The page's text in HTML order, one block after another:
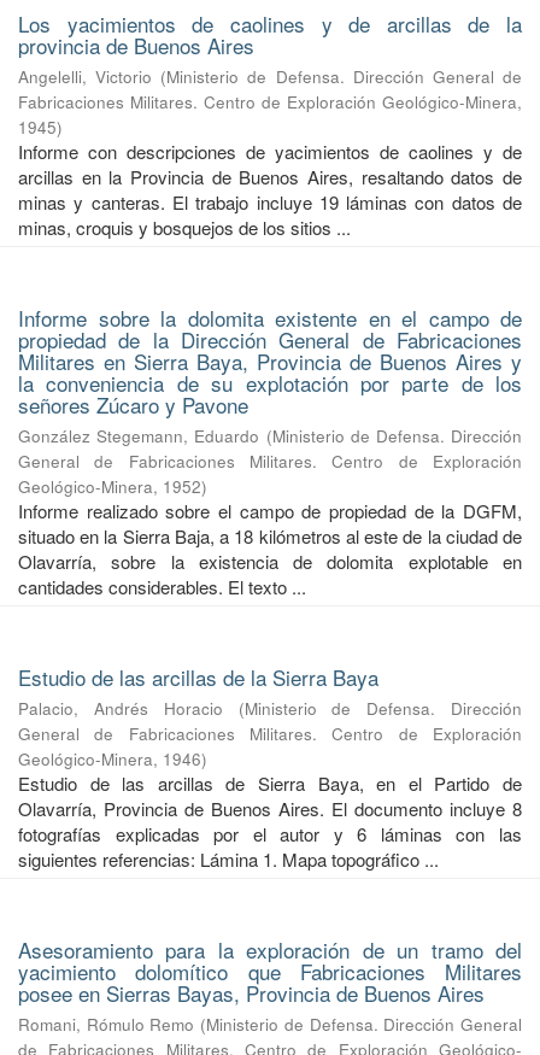
Los yacimientos de caolines y de arcillas de la
provincia de Buenos Aires
Angelelli, Victorio (Ministerio de Defensa. Dirección General de
Fabricaciones Militares. Centro de Exploración Geológico-Minera,
1945)
Informe con descripciones de yacimientos de caolines y de
arcillas en la Provincia de Buenos Aires, resaltando datos de
minas y canteras. El trabajo incluye 19 láminas con datos de
minas, croquis y bosquejos de los sitios ...
Informe sobre la dolomita existente en el campo de
propiedad de la Dirección General de Fabricaciones
Militares en Sierra Baya, Provincia de Buenos Aires y
la conveniencia de su explotación por parte de los
señores Zúcaro y Pavone
González Stegemann, Eduardo (Ministerio de Defensa. Dirección
General de Fabricaciones Militares. Centro de Exploración
Geológico-Minera, 1952)
Informe realizado sobre el campo de propiedad de la DGFM,
situado en la Sierra Baja, a 18 kilómetros al este de la ciudad de
Olavarría, sobre la existencia de dolomita explotable en
cantidades considerables. El texto ...
Estudio de las arcillas de la Sierra Baya
Palacio, Andrés Horacio (Ministerio de Defensa. Dirección
General de Fabricaciones Militares. Centro de Exploración
Geológico-Minera, 1946)
Estudio de las arcillas de Sierra Baya, en el Partido de
Olavarría, Provincia de Buenos Aires. El documento incluye 8
fotografías explicadas por el autor y 6 láminas con las
siguientes referencias: Lámina 1. Mapa topográfico ...
Asesoramiento para la exploración de un tramo del
yacimiento dolomítico que Fabricaciones Militares
posee en Sierras Bayas, Provincia de Buenos Aires
Romani, Rómulo Remo (Ministerio de Defensa. Dirección General
de Fabricaciones Militares. Centro de Exploración Geológico-